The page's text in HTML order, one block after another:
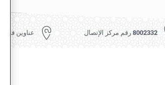
8002332 رقم مركز الإتصال عناوين فروعنا